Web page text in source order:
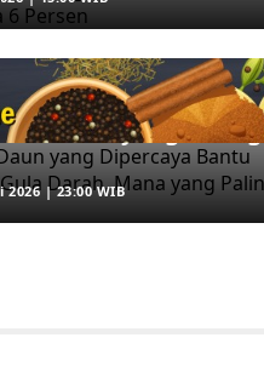
Daun yang
Bantu Menurunkan
Mana yang Paling
2026 | 23:00 WIB